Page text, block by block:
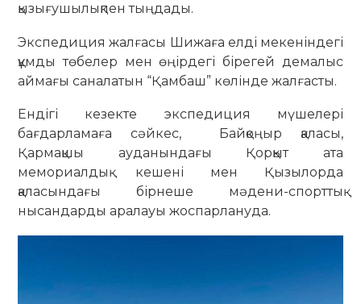
қызығушылықпен тыңдады.
Экспедиция жалғасы Шижаға елді мекеніндегі
құмды төбелер мен өңірдегі бірегей демалыс
аймағы саналатын “Қамбаш” көлінде жалғасты.
Ендігі кезекте экспедиция мүшелері
бағдарламаға сәйкес, Байқоңыр қаласы,
Қармақшы ауданындағы Қорқыт ата
мемориалдық кешені мен Қызылорда
қаласындағы бірнеше мәдени-спорттық
нысандарды аралауы жоспарлануда.